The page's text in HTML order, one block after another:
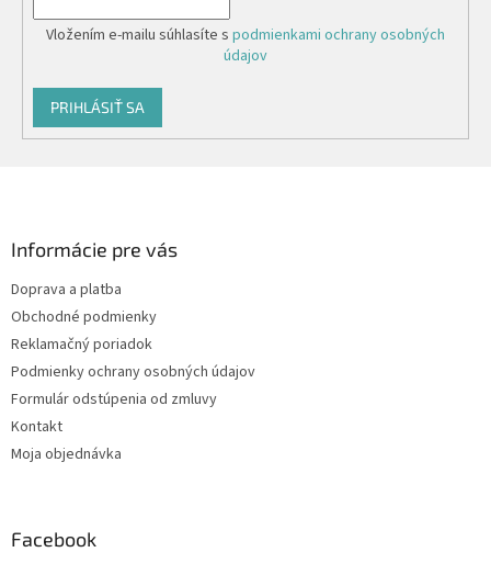
p
i
s
Vložením e-mailu súhlasíte s podmienkami ochrany osobných
údajov
PRIHLÁSIŤ SA
Informácie pre vás
Doprava a platba
Obchodné podmienky
Reklamačný poriadok
Podmienky ochrany osobných údajov
Formulár odstúpenia od zmluvy
Kontakt
Moja objednávka
Facebook